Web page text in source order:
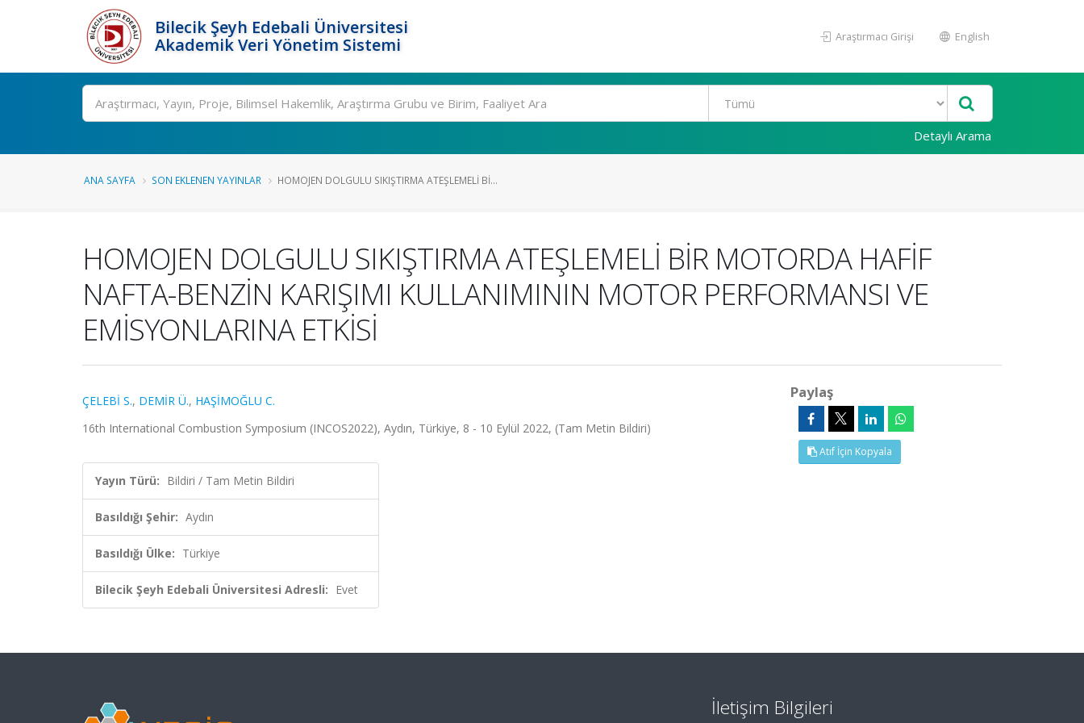
Bilecik Şeyh Edebali Üniversitesi
Akademik Veri Yönetim Sistemi
Araştırmacı Girişi English
Ara
Detaylı Arama
ANA SAYFA SON EKLENEN YAYINLAR HOMOJEN DOLGULU SIKIŞTIRMA ATEŞLEMELİ Bİ...
HOMOJEN DOLGULU SIKIŞTIRMA ATEŞLEMELİ BİR MOTORDA HAFİF
NAFTA-BENZİN KARIŞIMI KULLANIMININ MOTOR PERFORMANSI VE
EMİSYONLARINA ETKİSİ
ÇELEBİ S., DEMİR Ü., HAŞİMOĞLU C.
16th International Combustion Symposium (INCOS2022), Aydın, Türkiye, 8 - 10 Eylül 2022, (Tam Metin Bildiri)
Yayın Türü: Bildiri / Tam Metin Bildiri
Basıldığı Şehir: Aydın
Basıldığı Ülke: Türkiye
Bilecik Şeyh Edebali Üniversitesi Adresli: Evet
Paylaş
Atıf İçin Kopyala
İletişim Bilgileri